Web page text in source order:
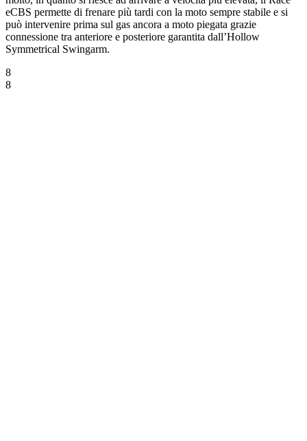
eCBS permette di frenare più tardi con la moto sempre stabile e si
può intervenire prima sul gas ancora a moto piegata grazie
connessione tra anteriore e posteriore garantita dall’Hollow
Symmetrical Swingarm.
8
8